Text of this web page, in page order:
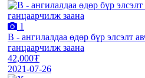
1
В - ангилалдаа өдөр бүр элсэлт
ганцаарчилж заана
42,000₮
2021-07-26